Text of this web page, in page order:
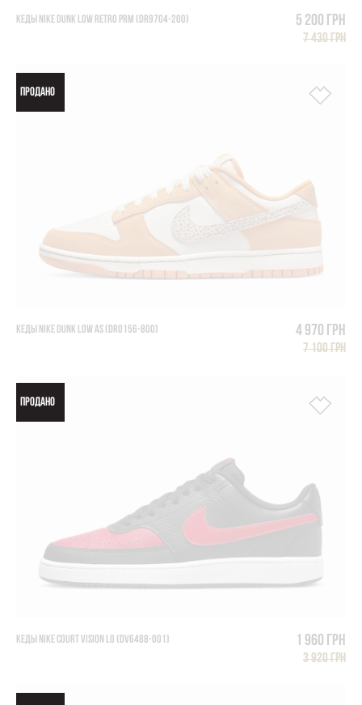
КЕДЫ NIKE DUNK LOW RETRO PRM (DR9704-200) 5 200 грн
7 430 грн
ПРОДАНО
КЕДЫ NIKE DUNK LOW AS (DR0156-800) 4 970 грн
7 100 грн
ПРОДАНО
КЕДЫ NIKE COURT VISION LO (DV6488-001) 1 960 грн
3 920 грн